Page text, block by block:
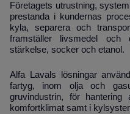
Företagets utrustning,
prestanda i kundernas
kyla, separera och
framställer livsmedel och
stärkelse, socker och etanol.
Alfa Lavals lösningar
fartyg, inom olja och
gruvindustrin, för
komfortklimat samt i